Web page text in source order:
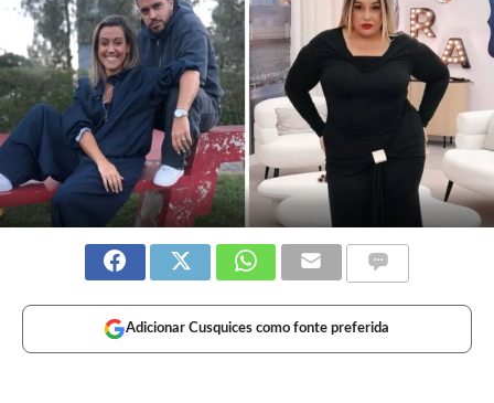
Adicionar Cusquices como fonte preferida